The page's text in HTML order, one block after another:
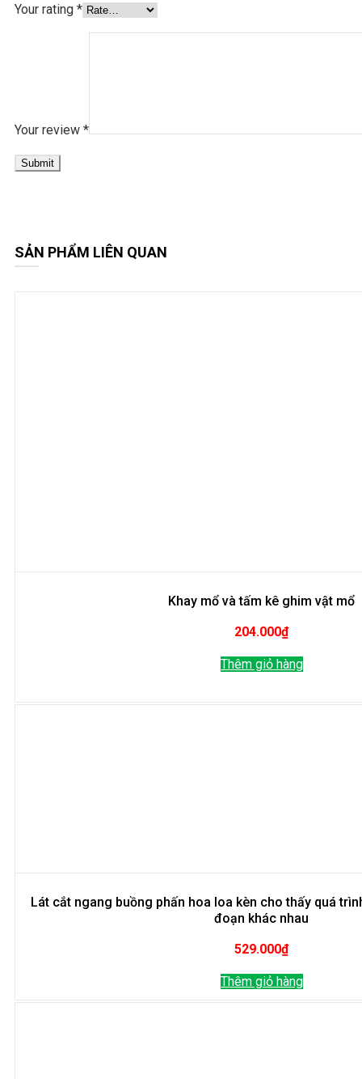
Your rating *
Your review *
SẢN PHẨM LIÊN QUAN
Khay mổ và tấm kê ghim vật mổ
204.000₫
Thêm giỏ hàng
Lát cắt ngang buồng phấn hoa loa kèn cho thấy quá
đoạn khác nhau
529.000₫
Thêm giỏ hàng